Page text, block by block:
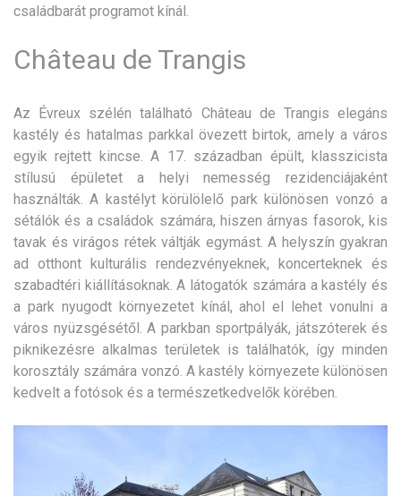
családbarát programot kínál.
Château de Trangis
Az Évreux szélén található Château de Trangis elegáns
kastély és hatalmas parkkal övezett birtok, amely a város
egyik rejtett kincse. A 17. században épült, klasszicista
stílusú épületet a helyi nemesség rezidenciájaként
használták. A kastélyt körülölelő park különösen vonzó a
sétálók és a családok számára, hiszen árnyas fasorok, kis
tavak és virágos rétek váltják egymást. A helyszín gyakran
ad otthont kulturális rendezvényeknek, koncerteknek és
szabadtéri kiállításoknak. A látogatók számára a kastély és
a park nyugodt környezetet kínál, ahol el lehet vonulni a
város nyüzsgésétől. A parkban sportpályák, játszóterek és
piknikezésre alkalmas területek is találhatók, így minden
korosztály számára vonzó. A kastély környezete különösen
kedvelt a fotósok és a természetkedvelők körében.